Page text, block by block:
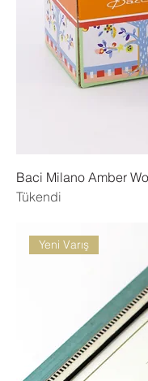
Baci Milano Amber
Tükendi
Yeni Varış